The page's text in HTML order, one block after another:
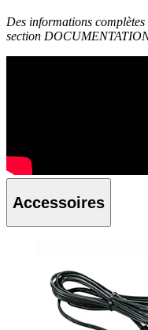
Des informations
section
Accessoires